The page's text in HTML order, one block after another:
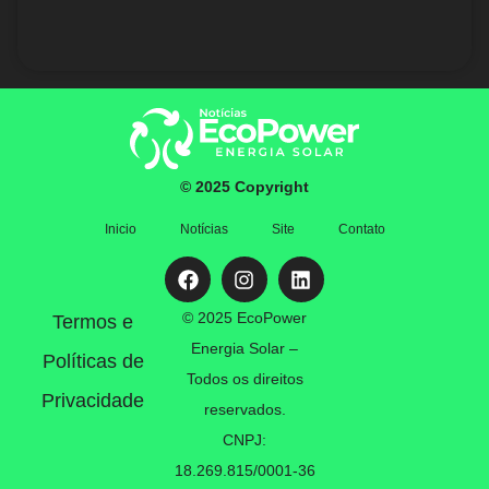
© 2025 Copyright
Inicio Notícias Site Contato
Termos e
Políticas de
Privacidade
© 2025 EcoPower
Energia Solar –
Todos os direitos
reservados.
CNPJ:
18.269.815/0001-36